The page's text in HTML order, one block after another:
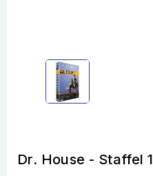
Dr. House - Staffel 1